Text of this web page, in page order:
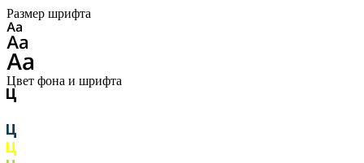
Размер шрифта
Цвет фона и шрифта